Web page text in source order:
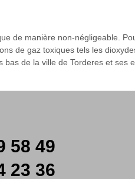
de manière non-négligeable.
de gaz toxiques tels les
de la ville de Torderes et ses
58 49
23 36